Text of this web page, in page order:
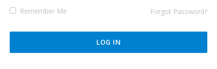
Remember Me Forgot Password?